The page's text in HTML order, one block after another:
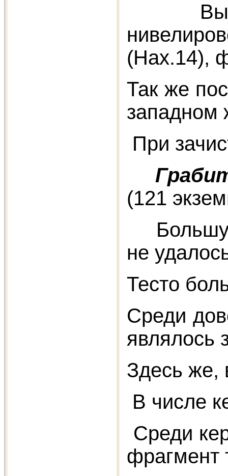
(Нах.14),
Так же
западном
При
(121
Большую
не
Тесто
Среди
являлось
Здесь же,
В числе
Среди
фрагмент